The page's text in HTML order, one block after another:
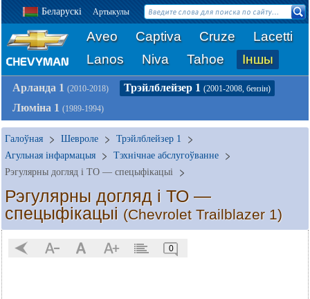
Беларускі Артыкулы
Aveo Captiva Cruze
Lacetti
Lanos
Niva Tahoe Іншы
Арланда 1 (2010-2018) Трэйлблейзер 1 (2001-2008, бензін)
Люміна 1 (1989-1994)
Галоўная Шевроле
Трэйлблейзер 1
Агульная інфармацыя
Тэхнічнае абслугоўванне
Рэгулярны догляд і ТО — спецыфікацыі
Рэгулярны догляд і ТО —
спецыфікацыі (Chevrolet Trailblazer 1)
0